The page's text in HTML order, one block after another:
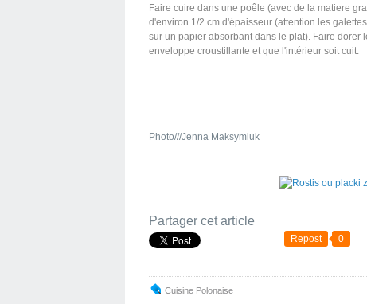
Faire cuire dans une poêle (avec de la matiere
d'environ 1/2 cm d'épaisseur (attention les
sur un papier absorbant dans le plat). Faire dorer
enveloppe croustillante et que l'intérieur soit cuit.
Photo///Jenna Maksymiuk
Partager cet article
Repost 0
Cuisine Polonaise